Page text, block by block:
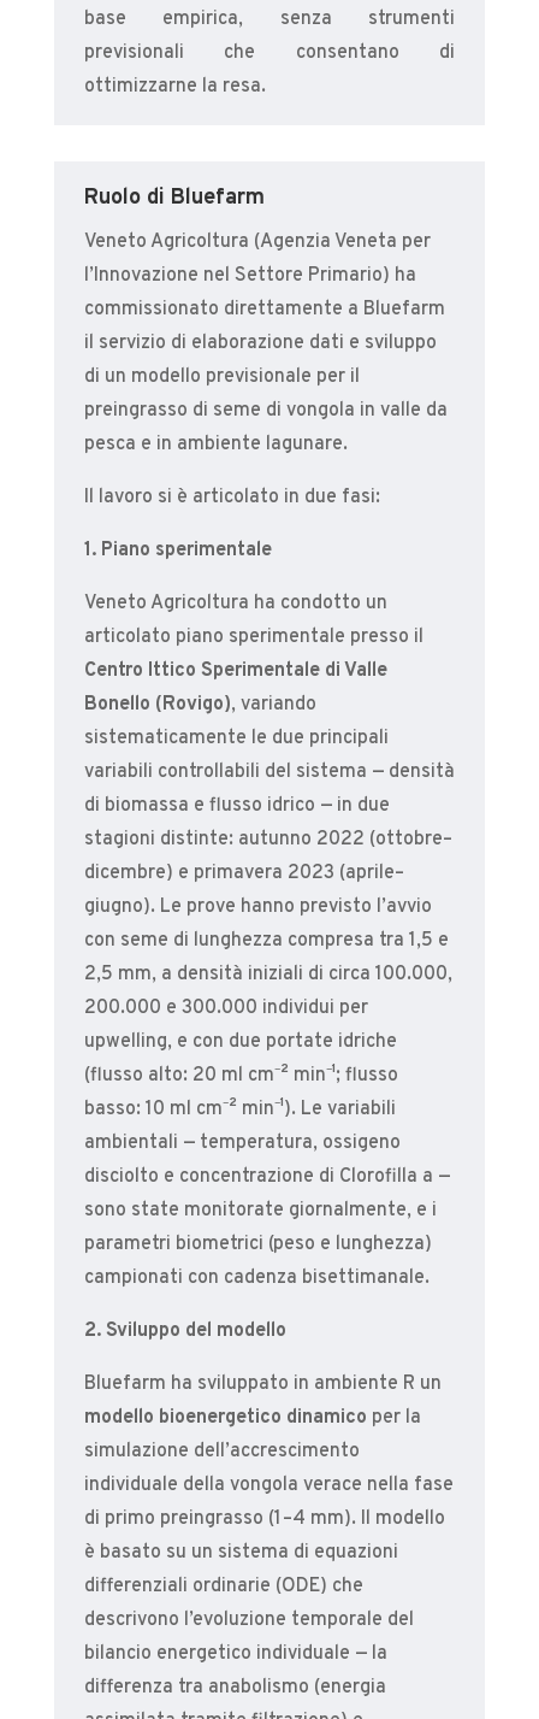
base empirica, senza strumenti
previsionali che consentano di
ottimizzarne la resa.
Ruolo di Bluefarm
Veneto Agricoltura (Agenzia Veneta per
l’Innovazione nel Settore Primario) ha
commissionato direttamente a Bluefarm
il servizio di elaborazione dati e sviluppo
di un modello previsionale per il
preingrasso di seme di vongola in valle da
pesca e in ambiente lagunare.
Il lavoro si è articolato in due fasi:
1. Piano sperimentale
Veneto Agricoltura ha condotto un
articolato piano sperimentale presso il
Centro Ittico Sperimentale di Valle
Bonello (Rovigo), variando
sistematicamente le due principali
variabili controllabili del sistema — densità
di biomassa e flusso idrico — in due
stagioni distinte: autunno 2022 (ottobre–
dicembre) e primavera 2023 (aprile–
giugno). Le prove hanno previsto l’avvio
con seme di lunghezza compresa tra 1,5 e
2,5 mm, a densità iniziali di circa 100.000,
200.000 e 300.000 individui per
upwelling, e con due portate idriche
(flusso alto: 20 ml cm⁻² min⁻¹; flusso
basso: 10 ml cm⁻² min⁻¹). Le variabili
ambientali — temperatura, ossigeno
disciolto e concentrazione di Clorofilla a —
sono state monitorate giornalmente, e i
parametri biometrici (peso e lunghezza)
campionati con cadenza bisettimanale.
2. Sviluppo del modello
Bluefarm ha sviluppato in ambiente R un
modello bioenergetico dinamico per la
simulazione dell’accrescimento
individuale della vongola verace nella fase
di primo preingrasso (1–4 mm). Il modello
è basato su un sistema di equazioni
differenziali ordinarie (ODE) che
descrivono l’evoluzione temporale del
bilancio energetico individuale — la
differenza tra anabolismo (energia